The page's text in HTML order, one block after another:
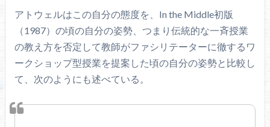
アトウェルはこの自分の態度を、In the Middle初版
（1987）の頃の自分の姿勢、つまり伝統的な一斉授業
の教え方を否定して教師がファシリテーターに徹するワ
ークショップ型授業を提案した頃の自分の姿勢と比較し
て、次のようにも述べている。